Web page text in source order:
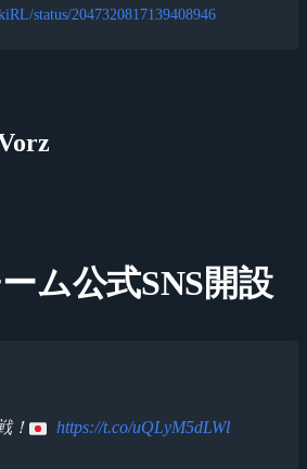
status/2047320817139408946
ム公式SNS開設
！
https://t.co/uQLyM5dLWl